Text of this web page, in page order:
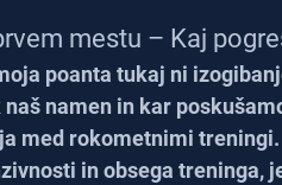
mestu – Kaj
poanta tukaj ni
namen in kar
med rokometnimi
in obsega treninga,